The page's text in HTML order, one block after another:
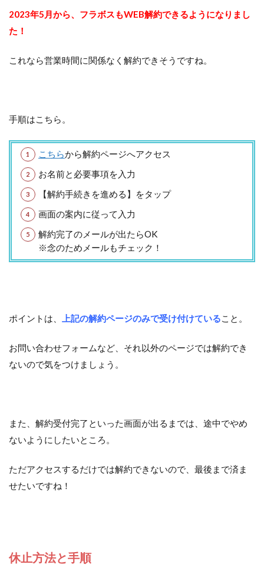
2023年5月から、フラボスもWEB解約できるようになりまし
た！
これなら営業時間に関係なく解約できそうですね。
手順はこちら。
こちらから解約ページへアクセス
お名前と必要事項を入力
【解約手続きを進める】をタップ
画面の案内に従って入力
解約完了のメールが出たらOK
※念のためメールもチェック！
ポイントは、 上記の解約ページのみで受け付けていること。
お問い合わせフォームなど、それ以外のページでは解約でき
ないので気をつけましょう。
また、解約受付完了といった画面が出るまでは、途中でやめ
ないようにしたいところ。
ただアクセスするだけでは解約できないので、最後まで済ま
せたいですね！
休止方法と手順